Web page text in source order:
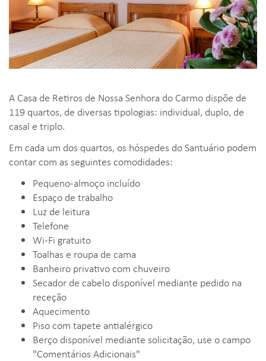
A Casa de Retiros de Nossa Senhora do Carmo dispõe de
119 quartos, de diversas tipologias: individual, duplo, de
casal e triplo.
Em cada um dos quartos, os hóspedes do Santuário podem
contar com as seguintes comodidades:
Pequeno-almoço incluído
Espaço de trabalho
Luz de leitura
Telefone
Wi-Fi gratuito
Toalhas e roupa de cama
Banheiro privativo com chuveiro
Secador de cabelo disponível mediante pedido na
receção
Aquecimento
Piso com tapete antialérgico
Berço disponível mediante solicitação, use o campo
"Comentários Adicionais"